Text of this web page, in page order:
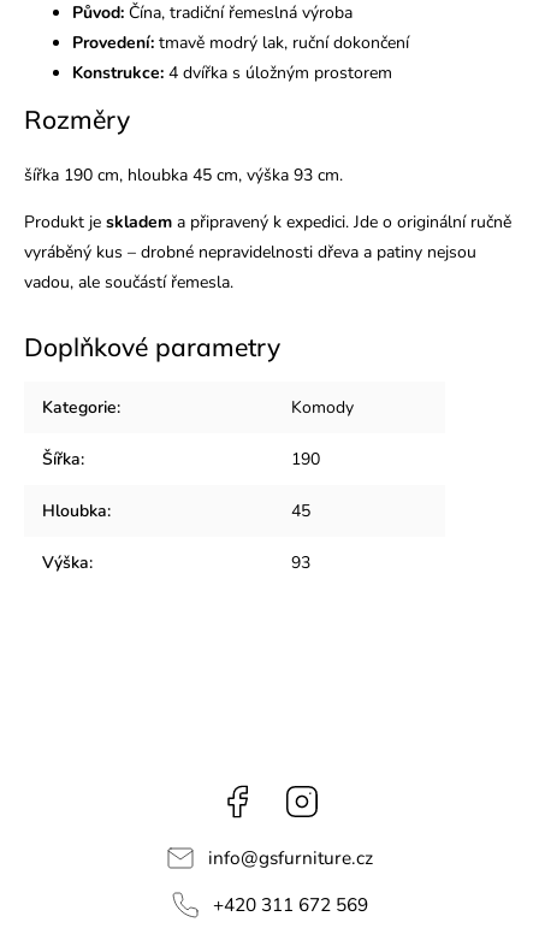
Původ: Čína, tradiční řemeslná výroba
Provedení: tmavě modrý lak, ruční dokončení
Konstrukce: 4 dvířka s úložným prostorem
Rozměry
šířka 190 cm, hloubka 45 cm, výška 93 cm.
Produkt je skladem a připravený k expedici. Jde o originální ručně
vyráběný kus – drobné nepravidelnosti dřeva a patiny nejsou
vadou, ale součástí řemesla.
Doplňkové parametry
Kategorie: Komody
Šířka: 190
Hloubka: 45
Výška: 93
Facebook
info@gsfurniture.cz
+420 311 672 569